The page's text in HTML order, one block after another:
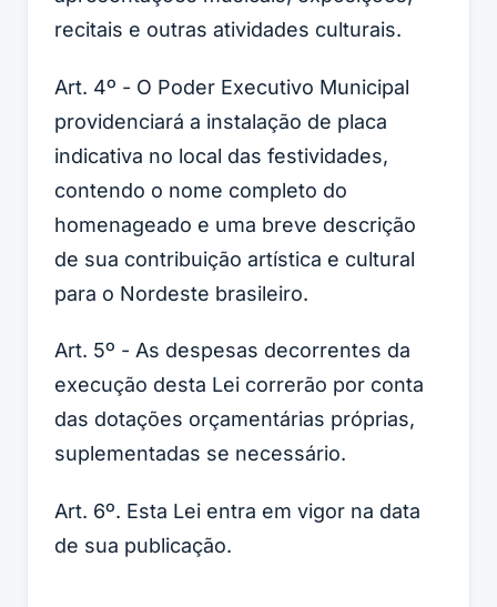
recitais e outras atividades culturais.
Art. 4º - O Poder Executivo Municipal
providenciará a instalação de placa
indicativa no local das festividades,
contendo o nome completo do
homenageado e uma breve descrição
de sua contribuição artística e cultural
para o Nordeste brasileiro.
Art. 5º - As despesas decorrentes da
execução desta Lei correrão por conta
das dotações orçamentárias próprias,
suplementadas se necessário.
Art. 6º. Esta Lei entra em vigor na data
de sua publicação.